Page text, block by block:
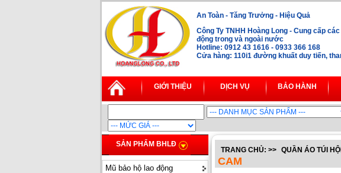
An Toàn - Tăng Trưởng - Hiệu Quả
Công Ty TNHH Hoàng Long - Cung cấp
động trong và ngoài nước
Hotline: 0912 43 1616 - 0933 366 168
Cửa hàng: 110i1 đường khuất duy tiến,
GIỚI THIỆU DỊCH VỤ BẢO HÀNH
SẢN PHẨM BHLĐ
Mũ bảo hộ lao động
TRANG CHỦ: >> QUẦN ÁO TÚI
CAM